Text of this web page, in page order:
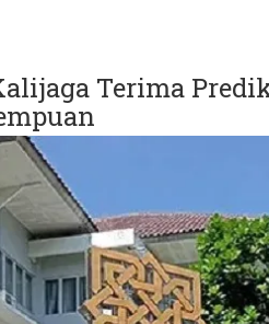
Terima